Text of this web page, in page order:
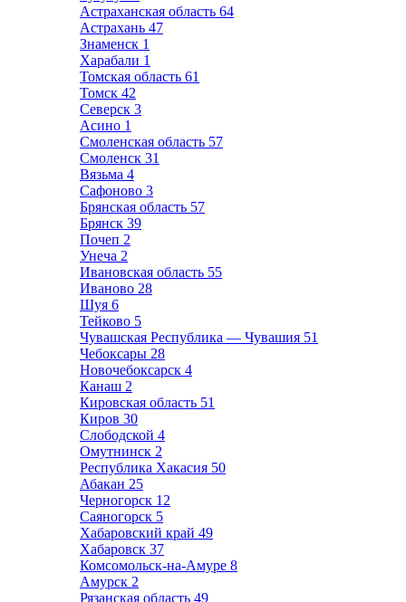
Астраханская область 64
Астрахань 47
Знаменск 1
Харабали 1
Томская область 61
Томск 42
Северск 3
Асино 1
Смоленская область 57
Смоленск 31
Вязьма 4
Сафоново 3
Брянская область 57
Брянск 39
Почеп 2
Унеча 2
Ивановская область 55
Иваново 28
Шуя 6
Тейково 5
Чувашская Республика — Чувашия 51
Чебоксары 28
Новочебоксарск 4
Канаш 2
Кировская область 51
Киров 30
Слободской 4
Омутнинск 2
Республика Хакасия 50
Абакан 25
Черногорск 12
Саяногорск 5
Хабаровский край 49
Хабаровск 37
Комсомольск-на-Амуре 8
Амурск 2
Рязанская область 49